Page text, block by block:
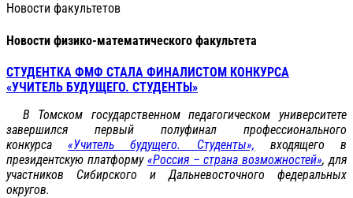
Новости факультетов
Новости физико-математического факультета
СТУДЕНТКА ФМФ СТАЛА ФИНАЛИСТОМ КОНКУРСА
«УЧИТЕЛЬ БУДУЩЕГО. СТУДЕНТЫ»
В Томском государственном педагогическом университете
завершился первый полуфинал профессионального
конкурса«Учитель будущего. Студенты», входящего в
президентскую платформу «Россия – страна возможностей», для
участников Сибирского и Дальневосточного федеральных
округов.